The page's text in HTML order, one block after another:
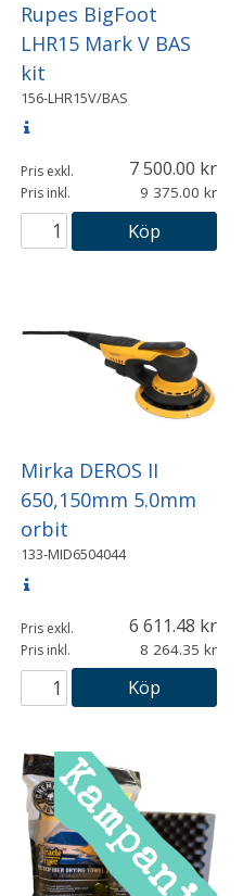
Rupes BigFoot
LHR15 Mark V BAS
kit
156-LHR15V/BAS
Pris exkl. 7 500.00
Pris inkl. 9 375.00
Köp
Mirka DEROS II
650,150mm 5.0mm
orbit
133-MID6504044
Pris exkl. 6 611.48
Pris inkl. 8 264.35
Köp